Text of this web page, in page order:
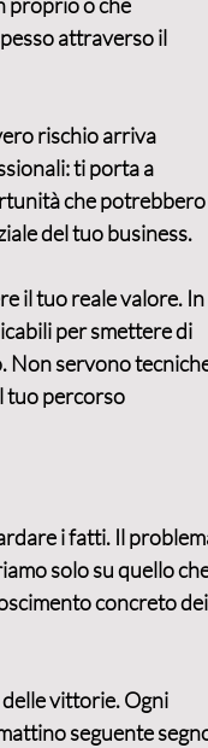
attraverso il
rischio arriva
ti porta a
che potrebbero
del tuo business.
il tuo reale valore. In
per smettere di
Non servono
tuo percorso
i fatti. Il
solo su quello
concreto dei
vittorie. Ogni
seguente